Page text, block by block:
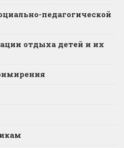
педагогической
отдыха детей и их